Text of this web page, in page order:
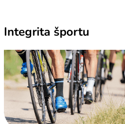
Integrita športu